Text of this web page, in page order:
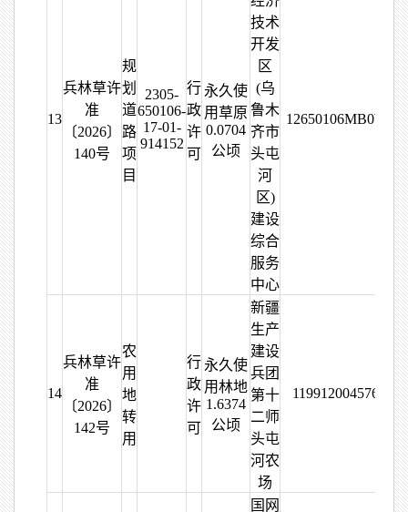
13
兵林草许
准
〔2026〕
140号
规
划
道
路
项
目
2305-
650106-
17-01-
914152
行
政
许
可
永久使
用草原
0.0704
公顷
技术
开发
区
(乌
鲁木
齐市
头屯
河
区)
建设
综合
服务
中心
14
兵林草许
准
〔2026〕
142号
农
用
地
转
用
行
政
许
可
永久使
用林地
1.6374
公顷
新疆
生产
建设
兵团
第十
二师
头屯
河农
场
国网